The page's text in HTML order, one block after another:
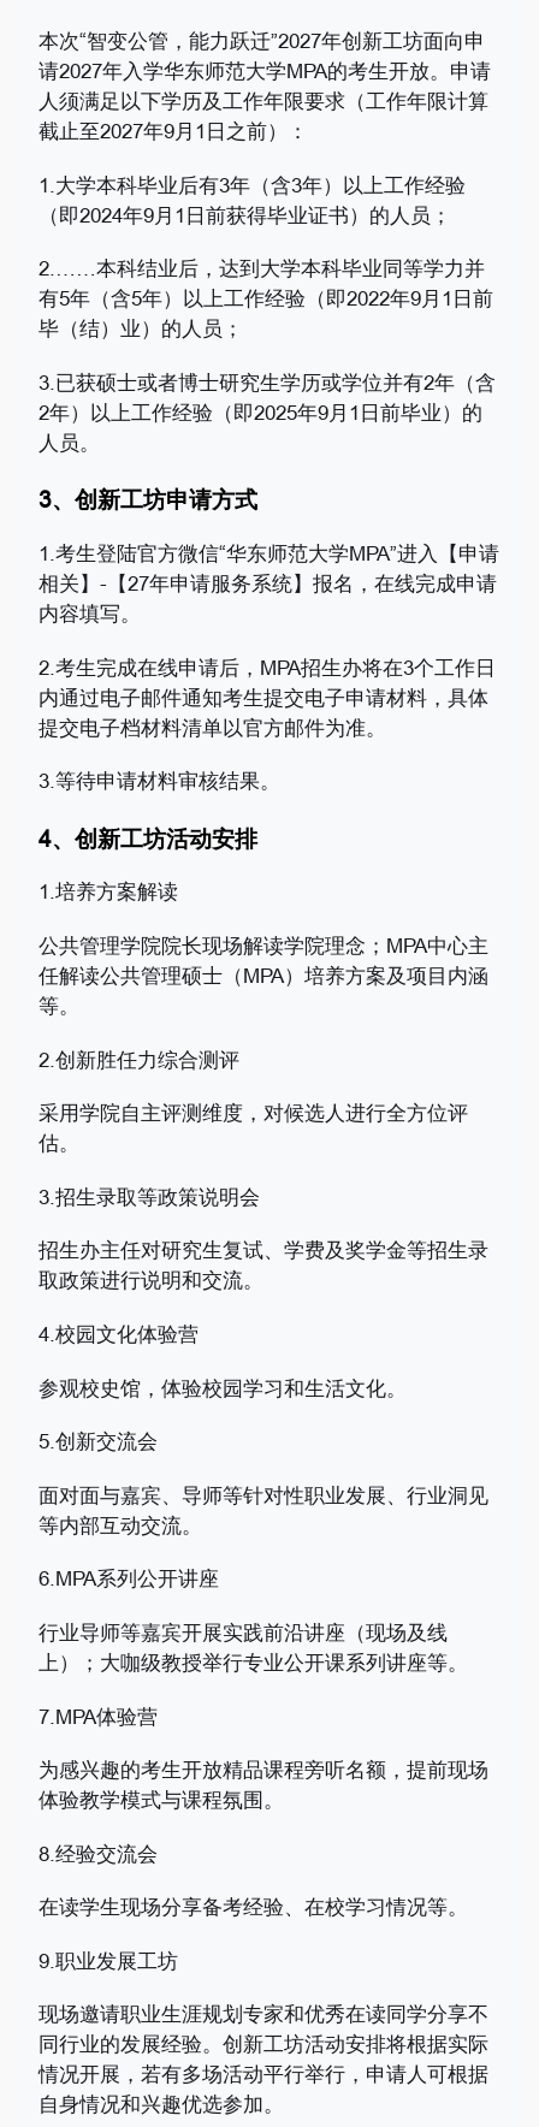
本次“智变公管，能力跃迁”2027年创新工坊面向申
请2027年入学华东师范大学MPA的考生开放。申请
人须满足以下学历及工作年限要求（工作年限计算
截止至2027年9月1日之前）：
1.大学本科毕业后有3年（含3年）以上工作经验
（即2024年9月1日前获得毕业证书）的人员；
2.……本科结业后，达到大学本科毕业同等学力并
有5年（含5年）以上工作经验（即2022年9月1日前
毕（结）业）的人员；
3.已获硕士或者博士研究生学历或学位并有2年（含
2年）以上工作经验（即2025年9月1日前毕业）的
人员。
3、创新工坊申请方式
1.考生登陆官方微信“华东师范大学MPA”进入【申请
相关】-【27年申请服务系统】报名，在线完成申请
内容填写。
2.考生完成在线申请后，MPA招生办将在3个工作日
内通过电子邮件通知考生提交电子申请材料，具体
提交电子档材料清单以官方邮件为准。
3.等待申请材料审核结果。
4、创新工坊活动安排
1.培养方案解读
公共管理学院院长现场解读学院理念；MPA中心主
任解读公共管理硕士（MPA）培养方案及项目内涵
等。
2.创新胜任力综合测评
采用学院自主评测维度，对候选人进行全方位评
估。
3.招生录取等政策说明会
招生办主任对研究生复试、学费及奖学金等招生录
取政策进行说明和交流。
4.校园文化体验营
参观校史馆，体验校园学习和生活文化。
5.创新交流会
面对面与嘉宾、导师等针对性职业发展、行业洞见
等内部互动交流。
6.MPA系列公开讲座
行业导师等嘉宾开展实践前沿讲座（现场及线
上）；大咖级教授举行专业公开课系列讲座等。
7.MPA体验营
为感兴趣的考生开放精品课程旁听名额，提前现场
体验教学模式与课程氛围。
8.经验交流会
在读学生现场分享备考经验、在校学习情况等。
9.职业发展工坊
现场邀请职业生涯规划专家和优秀在读同学分享不
同行业的发展经验。创新工坊活动安排将根据实际
情况开展，若有多场活动平行举行，申请人可根据
自身情况和兴趣优选参加。